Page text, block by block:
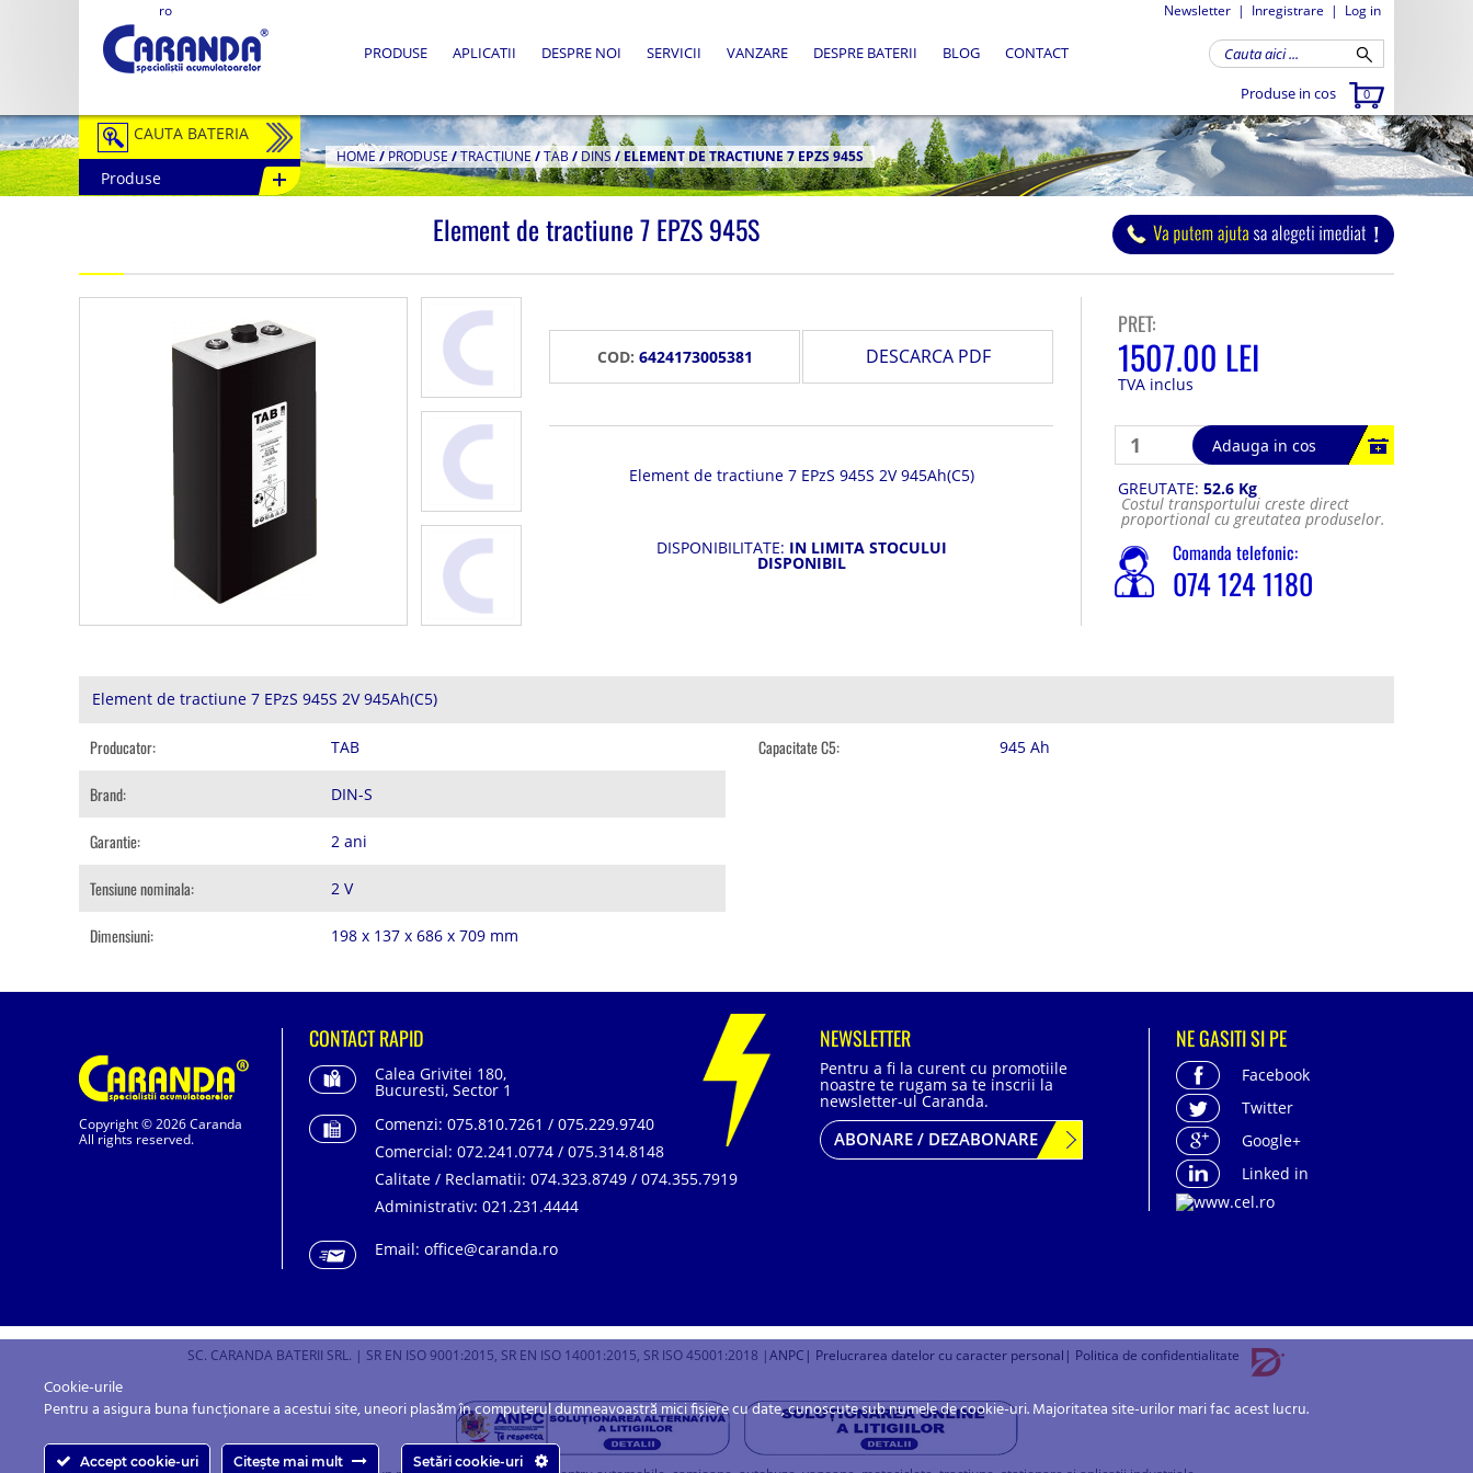
ro Newsletter | Inregistrare | Log in
Produse in cos 0
PRODUSE APLICATII DESPRE NOI SERVICII VANZARE DESPRE BATERII BLOG CONTACT
CAUTA BATERIA
Auto / Moto
Semitractiune
Redresoare
Accesorii Baterii
Fotovoltaice
Produse
HOME/PRODUSE /TRACTIUNE/TAB/DINS/ELEMENT DE TRACTIUNE 7 EPZS 945S
Element de tractiune 7 EPZS 945S
COD: 6424173005381 DESCARCA PDF
Element de tractiune 7 EPzS 945S 2V 945Ah(C5)
DISPONIBILITATE: IN LIMITA STOCULUI
DISPONIBIL
PRET:
1507.00 LEI
TVA inclus
Adauga in cos
GREUTATE: 52.6 Kg
Costul transportului creste direct
proportional cu greutatea produselor.
Comanda telefonic:
074 124 1180
Element de tractiune 7 EPzS 945S 2V 945Ah(C5)
Producator: TAB
Brand: DIN-S
Garantie: 2 ani
Tensiune nominala: 2 V
Dimensiuni: 198 x 137 x 686 x 709 mm
Capacitate C5: 945 Ah
Copyright © 2026 Caranda
All rights reserved.
CONTACT RAPID
Calea Grivitei 180,
Bucuresti, Sector 1
Comenzi: 075.810.7261 / 075.229.9740
Comercial: 072.241.0774 / 075.314.8148
Calitate / Reclamatii: 074.323.8749 / 074.355.7919
Administrativ: 021.231.4444
Email: office@caranda.ro
NEWSLETTER
Pentru a fi la curent cu promotiile
noastre te rugam sa te inscrii la
newsletter-ul Caranda.
ABONARE / DEZABONARE
NE GASITI SI PE
Facebook
Twitter
Google+
Linked in
SC. CARANDA BATERII SRL. | SR EN ISO 9001:2015, SR EN ISO 14001:2015, SR ISO 45001:2018 |ANPC | Prelucrarea datelor cu caracter personal | Politica de confidentialitate
Cookie-urile
Pentru a asigura buna funcționare a acestui site, uneori plasăm în computerul dumneavoastră mici fișiere cu date, cunoscute sub numele de cookie-uri. Majoritatea site-urilor mari fac acest lucru.
Accept cookie-uri Citește mai mult Setări cookie-uri